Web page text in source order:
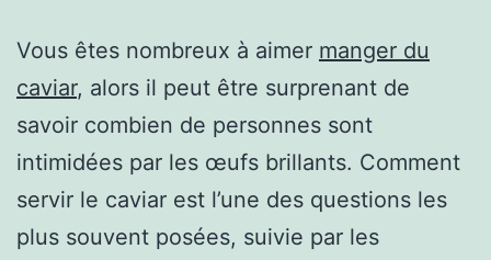
Vous êtes nombreux à aimer manger du
caviar, alors il peut être surprenant de
savoir combien de personnes sont
intimidées par les œufs brillants. Comment
servir le caviar est l’une des questions les
plus souvent posées, suivie par les